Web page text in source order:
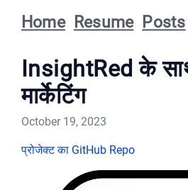
Home Resume Posts
InsightRed के
मार्केटिंग
October 19, 2023
प्रोजेक्ट का GitHub Repo